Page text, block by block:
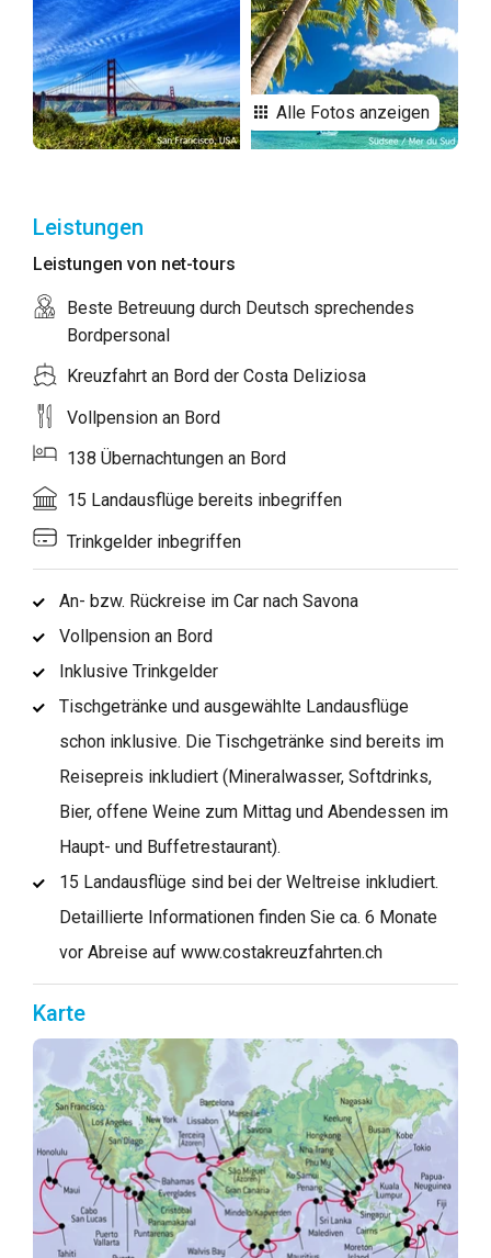
Alle Fotos anzeigen
Leistungen
Leistungen von net-tours
Beste Betreuung durch Deutsch sprechendes
Bordpersonal
Kreuzfahrt an Bord der Costa Deliziosa
Vollpension an Bord
138 Übernachtungen an Bord
15 Landausflüge bereits inbegriffen
Trinkgelder inbegriffen
An- bzw. Rückreise im Car nach Savona
Vollpension an Bord
Inklusive Trinkgelder
Tischgetränke und ausgewählte Landausflüge
schon inklusive. Die Tischgetränke sind bereits im
Reisepreis inkludiert (Mineralwasser, Softdrinks,
Bier, offene Weine zum Mittag und Abendessen im
Haupt- und Buffetrestaurant).
15 Landausflüge sind bei der Weltreise inkludiert.
Detaillierte Informationen finden Sie ca. 6 Monate
vor Abreise auf www.costakreuzfahrten.ch
Karte